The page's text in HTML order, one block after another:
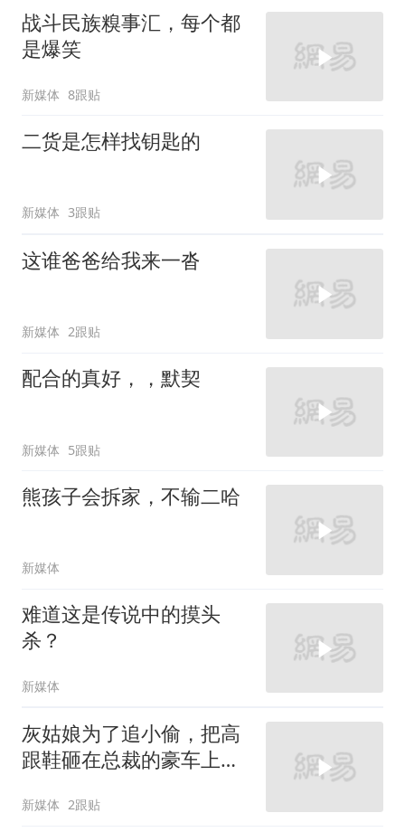
战斗民族糗事汇，每个都
是爆笑
新媒体 8跟贴
二货是怎样找钥匙的
新媒体 3跟贴
这谁爸爸给我来一沓
新媒体 2跟贴
配合的真好，，默契
新媒体 5跟贴
熊孩子会拆家，不输二哈
新媒体
难道这是传说中的摸头
杀？
新媒体
灰姑娘为了追小偷，把高
跟鞋砸在总裁的豪车上，
新媒体 2跟贴